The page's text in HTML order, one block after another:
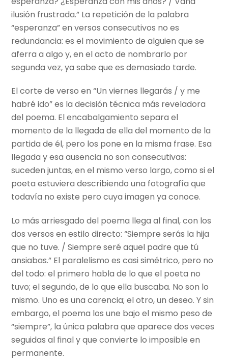
ilusión frustrada.” La repetición de la palabra
“esperanza” en versos consecutivos no es
redundancia: es el movimiento de alguien que se
aferra a algo y, en el acto de nombrarlo por
segunda vez, ya sabe que es demasiado tarde.
El corte de verso en “Un viernes llegarás / y me
habré ido” es la decisión técnica más reveladora
del poema. El encabalgamiento separa el
momento de la llegada de ella del momento de la
partida de él, pero los pone en la misma frase. Esa
llegada y esa ausencia no son consecutivas:
suceden juntas, en el mismo verso largo, como si el
poeta estuviera describiendo una fotografía que
todavía no existe pero cuya imagen ya conoce.
Lo más arriesgado del poema llega al final, con los
dos versos en estilo directo: “Siempre serás la hija
que no tuve. / Siempre seré aquel padre que tú
ansiabas.” El paralelismo es casi simétrico, pero no
del todo: el primero habla de lo que el poeta no
tuvo; el segundo, de lo que ella buscaba. No son lo
mismo. Uno es una carencia; el otro, un deseo. Y sin
embargo, el poema los une bajo el mismo peso de
“siempre”, la única palabra que aparece dos veces
seguidas al final y que convierte lo imposible en
permanente.